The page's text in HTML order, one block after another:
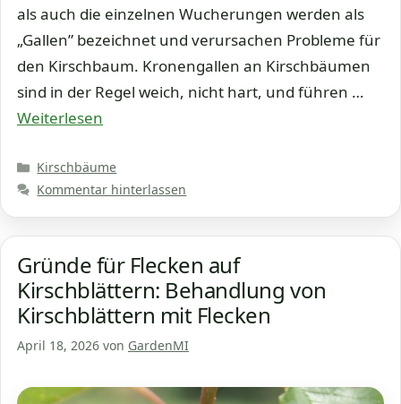
als auch die einzelnen Wucherungen werden als
„Gallen” bezeichnet und verursachen Probleme für
den Kirschbaum. Kronengallen an Kirschbäumen
sind in der Regel weich, nicht hart, und führen …
Weiterlesen
Kategorien
Kirschbäume
Kommentar hinterlassen
Gründe für Flecken auf
Kirschblättern: Behandlung von
Kirschblättern mit Flecken
April 18, 2026 von GardenMI